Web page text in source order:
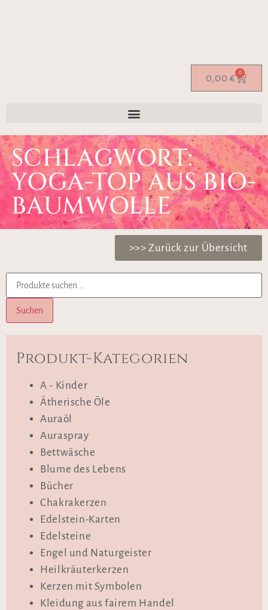
0,00 € 0
SCHLAGWORT:
YOGA-TOP AUS BIO-
BAUMWOLLE
>>> Zurück zur Übersicht
Suchen
Produkt-Kategorien
A - Kinder
Ätherische Öle
Auraöl
Auraspray
Bettwäsche
Blume des Lebens
Bücher
Chakrakerzen
Edelstein-Karten
Edelsteine
Engel und Naturgeister
Heilkräuterkerzen
Kerzen mit Symbolen
Kleidung aus fairem Handel